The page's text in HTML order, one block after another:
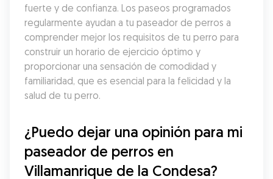
fuerte y de confianza. Los paseos programados
regularmente ayudan a tu paseador de perros a
comprender mejor los requisitos de tu perro para
construir un horario de ejercicio óptimo y
proporcionar una sensación de comodidad y
familiaridad, que es esencial para la felicidad y la
salud de tu perro.
¿Puedo dejar una opinión para mi
paseador de perros en
Villamanrique de la Condesa?